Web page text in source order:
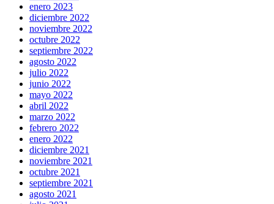
enero 2023
diciembre 2022
noviembre 2022
octubre 2022
septiembre 2022
agosto 2022
julio 2022
junio 2022
mayo 2022
abril 2022
marzo 2022
febrero 2022
enero 2022
diciembre 2021
noviembre 2021
octubre 2021
septiembre 2021
agosto 2021